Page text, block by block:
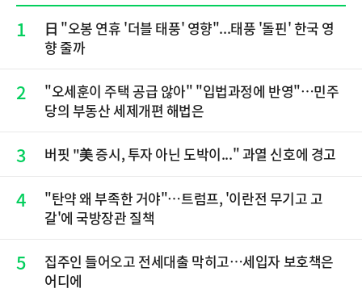
1
日 "오봉 연휴 '더블 태풍' 영향"...태풍 '돌핀' 한국 영
향 줄까
2
"오세훈이 주택 공급 않아" "입법과정에 반영"…민주
당의 부동산 세제개편 해법은
3 버핏 "美 증시, 투자 아닌 도박이..." 과열 신호에 경고
4
"탄약 왜 부족한 거야"…트럼프, '이란전 무기고 고
갈'에 국방장관 질책
5
집주인 들어오고 전세대출 막히고…세입자 보호책은
어디에